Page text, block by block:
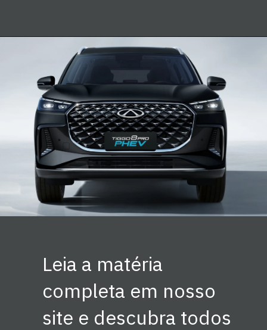
Leia a matéria
completa em nosso
site e descubra todos